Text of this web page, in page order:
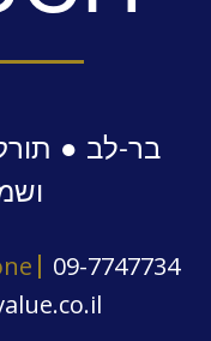
בר-לב ●
09-7747734